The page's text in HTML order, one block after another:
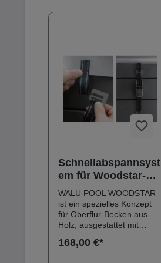
Schnellabspannsyst
em für Woodstar-
Abdeckungen
WALU POOL WOODSTAR
ist ein spezielles Konzept
für Oberflur-Becken aus
Holz, ausgestattet mit
Aufrollsystem mittels
168,00 €*